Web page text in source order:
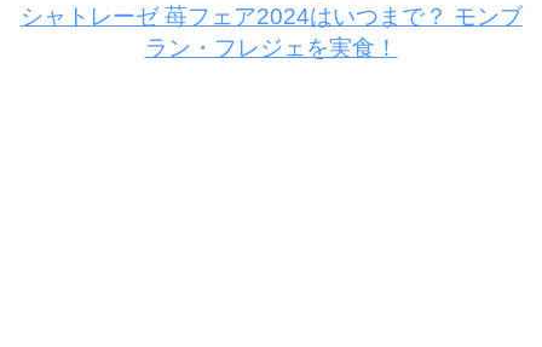
シャトレーゼ 苺フェア2024はいつまで？ モンブ
ラン・フレジェを実食！